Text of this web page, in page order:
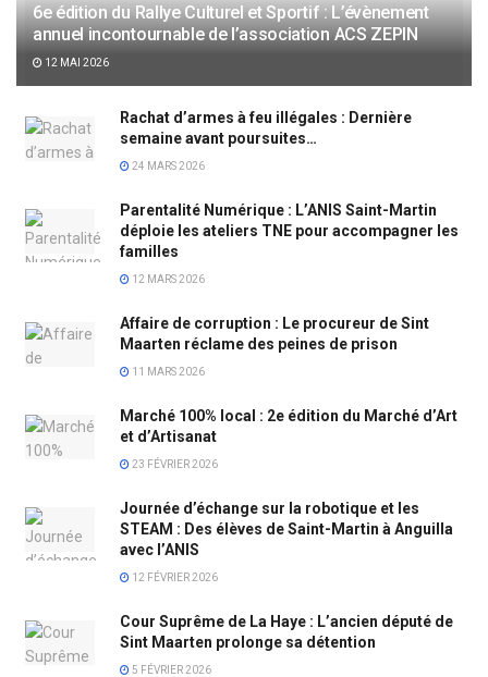
6e édition du Rallye Culturel et Sportif : L’évènement
annuel incontournable de l’association ACS ZEPIN
12 MAI 2026
Rachat d’armes à feu illégales : Dernière
semaine avant poursuites…
24 MARS 2026
Parentalité Numérique : L’ANIS Saint-Martin
déploie les ateliers TNE pour accompagner les
familles
12 MARS 2026
Affaire de corruption : Le procureur de Sint
Maarten réclame des peines de prison
11 MARS 2026
Marché 100% local : 2e édition du Marché d’Art
et d’Artisanat
23 FÉVRIER 2026
Journée d’échange sur la robotique et les
STEAM : Des élèves de Saint-Martin à Anguilla
avec l’ANIS
12 FÉVRIER 2026
Cour Suprême de La Haye : L’ancien député de
Sint Maarten prolonge sa détention
5 FÉVRIER 2026